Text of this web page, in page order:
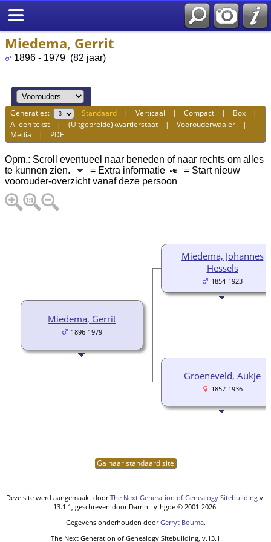
Miedema, Gerrit
1896 - 1979 (82 jaar)
Generaties: Standaard |Verticaal |Compact | Box |
Alleen tekst |(Uitgebreide)kwartierstaat |Voorouderwaaier |
Media | PDF
Opm.: Scroll eventueel naar beneden of naar rechts om alles
te kunnen zien.
= Extra informatie
= Start nieuw
voorouder-overzicht vanaf deze persoon
Miedema, Gerrit
1896-1979
Miedema, Johannes
Hessels
1854-1923
Groeneveld, Aukje
1857-1936
Ga naar standaard site
Deze site werd aangemaakt doorThe Next Generation of Genealogy Sitebuilding v.
13.1.1, geschreven door Darrin Lythgoe © 2001-2026.
Gegevens onderhouden doorGerryt Bouma.
The Next Generation of Genealogy Sitebuilding, v.13.1